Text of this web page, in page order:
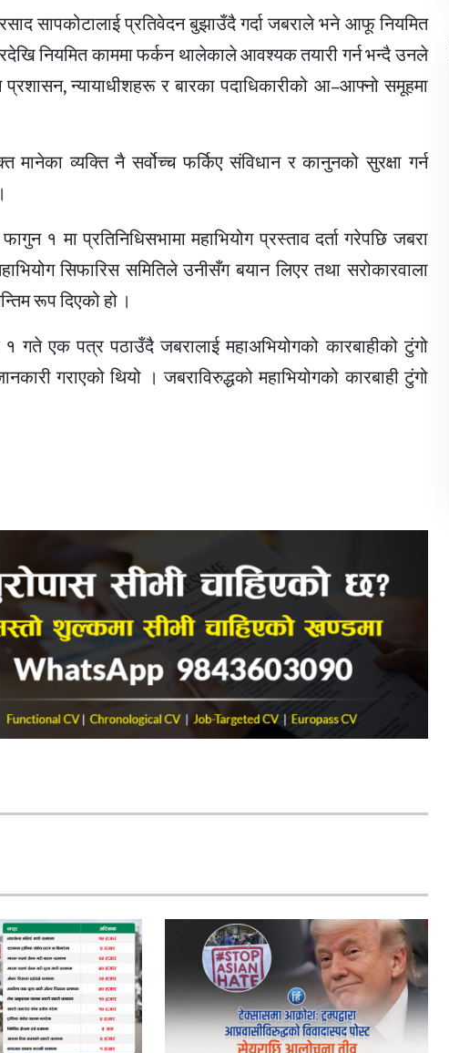
सापकोटालाई प्रतिवेदन बुझाउँदै गर्दा जबराले भने आफू नियमित
नियमित काममा फर्कन थालेकाले आवश्यक तयारी गर्न भन्दै उनले
प्रशासन, न्यायाधीशहरू र बारका पदाधिकारीको आ–आफ्नो समूहमा
व्यक्ति नै सर्वोच्च फर्किए संविधान र कानुनको सुरक्षा गर्न
१ मा प्रतिनिधिसभामा महाभियोग प्रस्ताव दर्ता गरेपछि जबरा
सिफारिस समितिले उनीसँग बयान लिएर तथा सरोकारवाला
रूप दिएको हो ।
एक पत्र पठाउँदै जबरालाई महाअभियोगको कारबाहीको टुंगो
गराएको थियो । जबराविरुद्धको महाभियोगको कारबाही टुंगो